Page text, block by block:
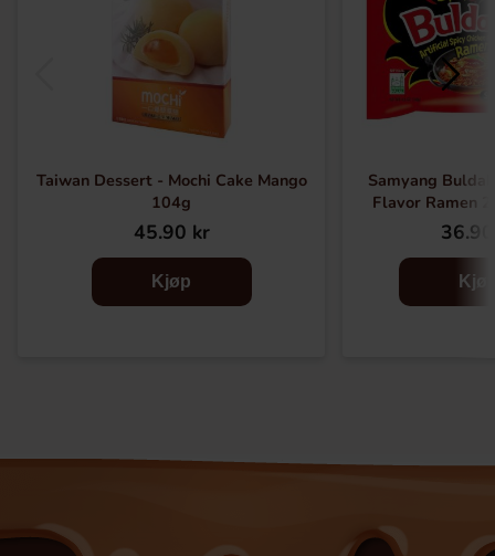
Taiwan Dessert - Mochi Cake Mango
104g
45.90 kr
Kjøp
Samyang
Flavor Ramen